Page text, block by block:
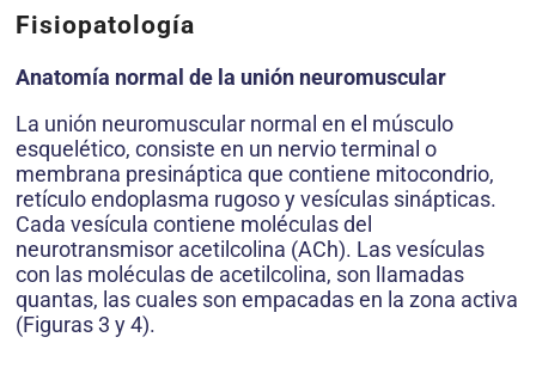
Fisiopatología
Anatomía normal de la unión neuromuscular
La unión neuromuscular normal en el músculo
esquelético, consiste en un nervio terminal o
membrana presináptica que contiene mitocondrio,
retículo endoplasma rugoso y vesículas sinápticas.
Cada vesícula contiene moléculas del
neurotransmisor acetilcolina (ACh). Las vesículas
con las moléculas de acetilcolina, son lIamadas
quantas, las cuales son empacadas en la zona activa
(Figuras 3 y 4).